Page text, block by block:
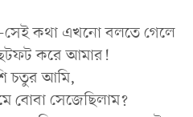
সেই কথা এখনো বলতে গেলে
ছটফট করে আমার!
চতুর আমি,
বোবা সেজেছিলাম?